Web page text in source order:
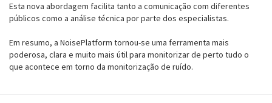
Esta nova abordagem facilita tanto a comunicação com diferentes
públicos como a análise técnica por parte dos especialistas.
Em resumo, a NoisePlatform tornou-se uma ferramenta mais
poderosa, clara e muito mais útil para monitorizar de perto tudo o
que acontece em torno da monitorização de ruído.